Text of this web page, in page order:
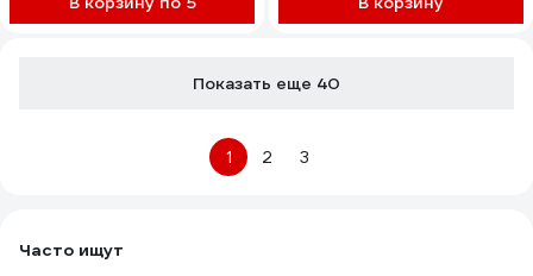
Показать еще 40
1 2 3
Часто ищут